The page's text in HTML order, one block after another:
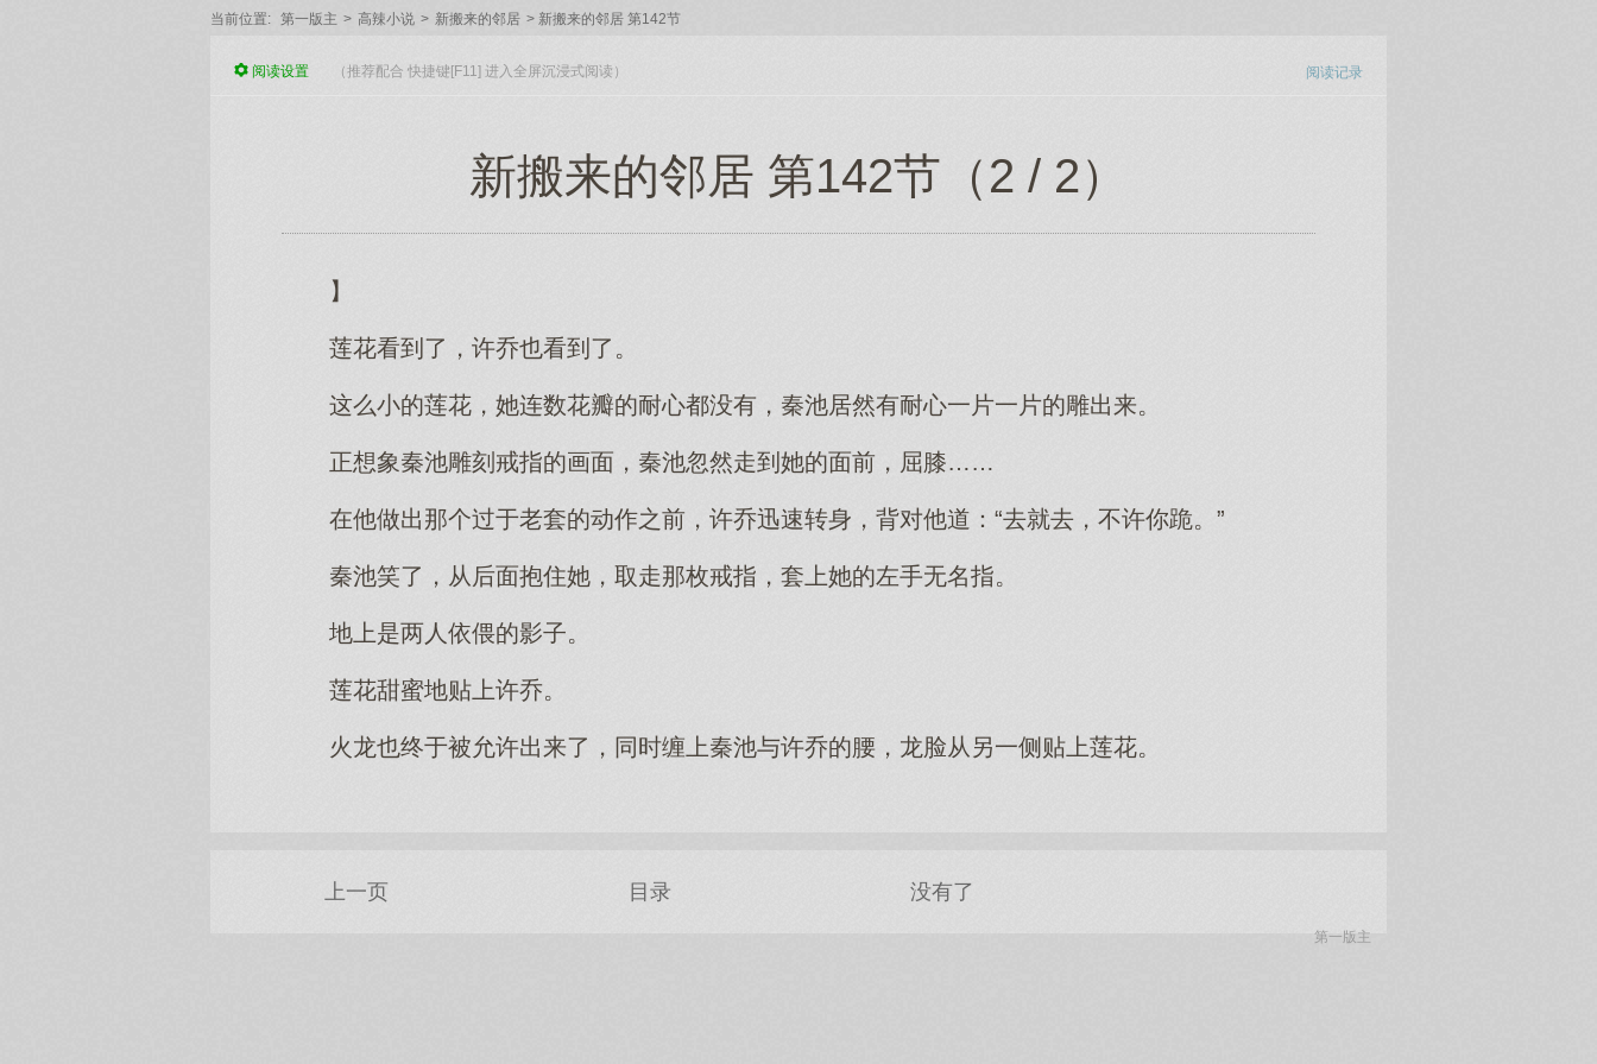
当前位置: 第一版主 > 高辣小说 > 新搬来的邻居 > 新搬来的邻居 第142节
阅读记录
阅读设置 （推荐配合 快捷键[F11] 进入全屏沉浸式阅读）
新搬来的邻居 第142节（2 / 2）
】
莲花看到了，许乔也看到了。
这么小的莲花，她连数花瓣的耐心都没有，秦池居然有耐心一片一片的雕出来。
正想象秦池雕刻戒指的画面，秦池忽然走到她的面前，屈膝……
在他做出那个过于老套的动作之前，许乔迅速转身，背对他道：“去就去，不许你跪。”
秦池笑了，从后面抱住她，取走那枚戒指，套上她的左手无名指。
地上是两人依偎的影子。
莲花甜蜜地贴上许乔。
火龙也终于被允许出来了，同时缠上秦池与许乔的腰，龙脸从另一侧贴上莲花。
上一页 目录 没有了
第一版主